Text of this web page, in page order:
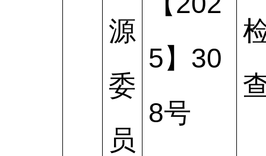
源
委
员
5】30
8号